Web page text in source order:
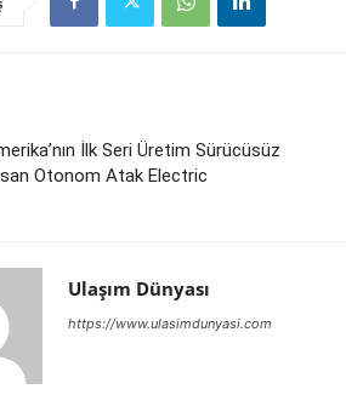
İlk Seri Üretim Sürücüsüz
Otonom Atak Electric
Ulaşım Dünyası
https://www.ulasimdunyasi.com